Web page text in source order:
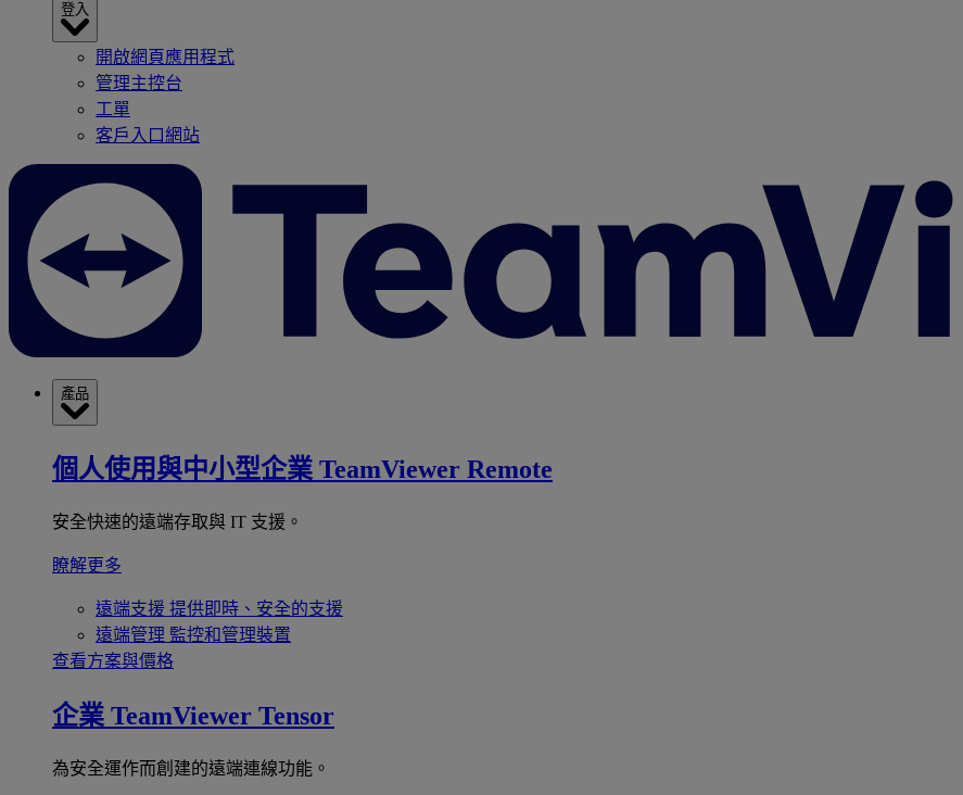
登入
開啟網頁應用程式
管理主控台
工單
客戶入口網站
產品
個人使用與中小型企業 TeamViewer Remote
安全快速的遠端存取與 IT 支援。
瞭解更多
遠端支援 提供即時、安全的支援
遠端管理 監控和管理裝置
查看方案與價格
企業 TeamViewer Tensor
為安全運作而創建的遠端連線功能。